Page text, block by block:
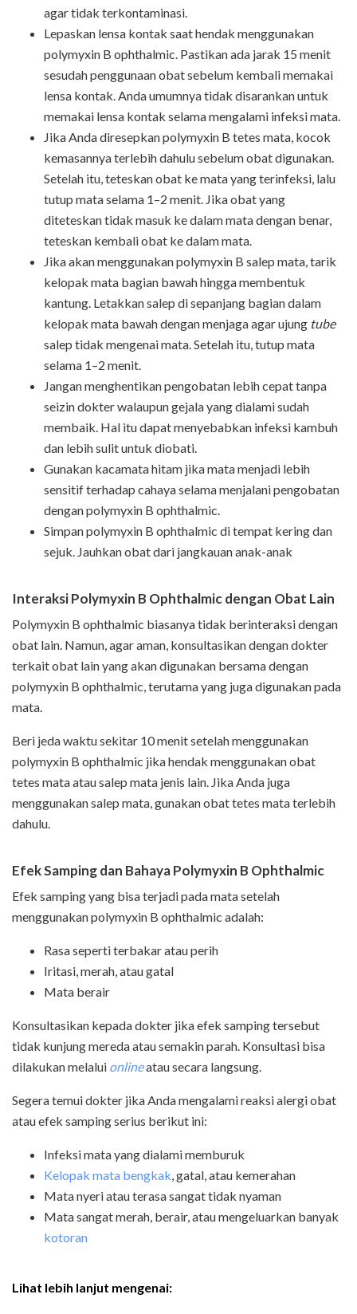
agar tidak terkontaminasi.
Lepaskan lensa kontak saat hendak menggunakan
polymyxin B ophthalmic. Pastikan ada jarak 15 menit
sesudah penggunaan obat sebelum kembali memakai
lensa kontak. Anda umumnya tidak disarankan untuk
memakai lensa kontak selama mengalami infeksi mata.
Jika Anda diresepkan polymyxin B tetes mata, kocok
kemasannya terlebih dahulu sebelum obat digunakan.
Setelah itu, teteskan obat ke mata yang terinfeksi, lalu
tutup mata selama 1–2 menit. Jika obat yang
diteteskan tidak masuk ke dalam mata dengan benar,
teteskan kembali obat ke dalam mata.
Jika akan menggunakan polymyxin B salep mata, tarik
kelopak mata bagian bawah hingga membentuk
kantung. Letakkan salep di sepanjang bagian dalam
kelopak mata bawah dengan menjaga agar ujung tube
salep tidak mengenai mata. Setelah itu, tutup mata
selama 1–2 menit.
Jangan menghentikan pengobatan lebih cepat tanpa
seizin dokter walaupun gejala yang dialami sudah
membaik. Hal itu dapat menyebabkan infeksi kambuh
dan lebih sulit untuk diobati.
Gunakan kacamata hitam jika mata menjadi lebih
sensitif terhadap cahaya selama menjalani pengobatan
dengan polymyxin B ophthalmic.
Simpan polymyxin B ophthalmic di tempat kering dan
sejuk. Jauhkan obat dari jangkauan anak-anak
Interaksi Polymyxin B Ophthalmic dengan Obat Lain
Polymyxin B ophthalmic biasanya tidak berinteraksi dengan
obat lain. Namun, agar aman, konsultasikan dengan dokter
terkait obat lain yang akan digunakan bersama dengan
polymyxin B ophthalmic, terutama yang juga digunakan pada
mata.
Beri jeda waktu sekitar 10 menit setelah menggunakan
polymyxin B ophthalmic jika hendak menggunakan obat
tetes mata atau salep mata jenis lain. Jika Anda juga
menggunakan salep mata, gunakan obat tetes mata terlebih
dahulu.
Efek Samping dan Bahaya Polymyxin B Ophthalmic
Efek samping yang bisa terjadi pada mata setelah
menggunakan polymyxin B ophthalmic adalah:
Rasa seperti terbakar atau perih
Iritasi, merah, atau gatal
Mata berair
Konsultasikan kepada dokter jika efek samping tersebut
tidak kunjung mereda atau semakin parah. Konsultasi bisa
dilakukan melalui onlineatau secara langsung.
Segera temui dokter jika Anda mengalami reaksi alergi obat
atau efek samping serius berikut ini:
Infeksi mata yang dialami memburuk
Kelopak mata bengkak, gatal, atau kemerahan
Mata nyeri atau terasa sangat tidak nyaman
Mata sangat merah, berair, atau mengeluarkan banyak
kotoran
Lihat lebih lanjut mengenai: